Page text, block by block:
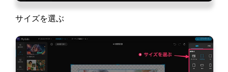
サイズを選ぶ